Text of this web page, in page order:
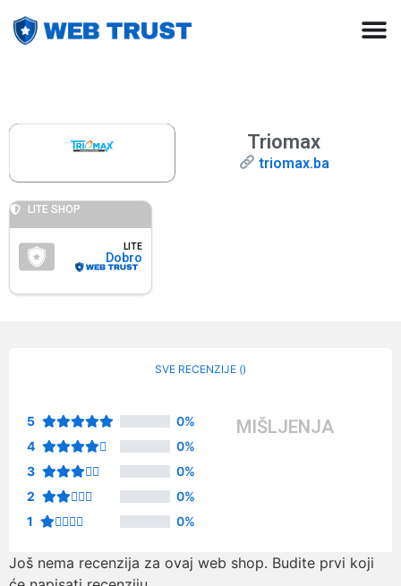
Triomax
triomax.ba
LITE SHOP
LITE
Dobro
SVE RECENZIJE ()
5
0%
4
0%
3
0%
2
0%
1
0%
MIŠLJENJA
Još nema recenzija za ovaj web shop. Budite prvi koji